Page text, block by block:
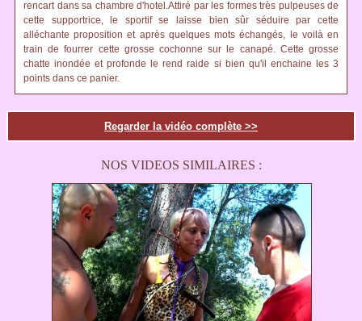
rencart dans sa chambre d'hotel.Attiré par les formes très pulpeuses de
cette supportrice, le sportif se laisse bien sûr séduire par cette
alléchante proposition et après quelques mots échangés, le voilà en
train de fourrer cette grosse cochonne sur le canapé. Cette grosse
chatte inondée et profonde le rend raide si bien qu'il enchaine les 3
points dans ce panier.
Regarder la vidéo complète >>
NOS VIDEOS SIMILAIRES :